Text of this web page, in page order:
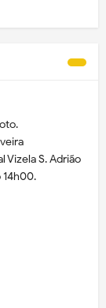
Vizela S. Adrião
14h00.